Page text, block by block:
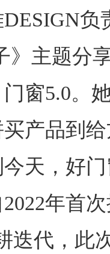
负
》主题分
窗5.0。
产品到
天，好
年首
迭代，此